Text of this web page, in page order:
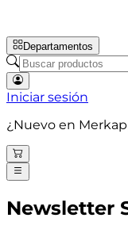
Departamentos
Iniciar sesión
¿Nuevo en
Newsletter